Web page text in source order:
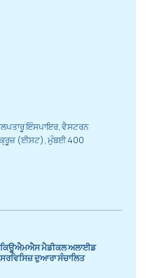
ਇੰਸਪਾਇਰ, ਵੈਸਟਰਨ
(ਈਸਟ), ਮੁੰਬਈ 400
ਕਿਊਐਮਐਸ ਮੈਡੀਕਲ ਅਲਾਈਡ
ਸਰਵਿਸਿਜ਼ ਦੁਆਰਾ ਸੰਚਾਲਿਤ